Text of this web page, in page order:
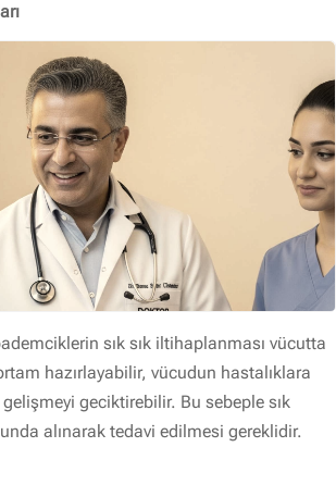
sık sık iltihaplanması vücutta
hazırlayabilir, vücudun hastalıklara
geciktirebilir. Bu sebeple sık
alınarak tedavi edilmesi gereklidir.